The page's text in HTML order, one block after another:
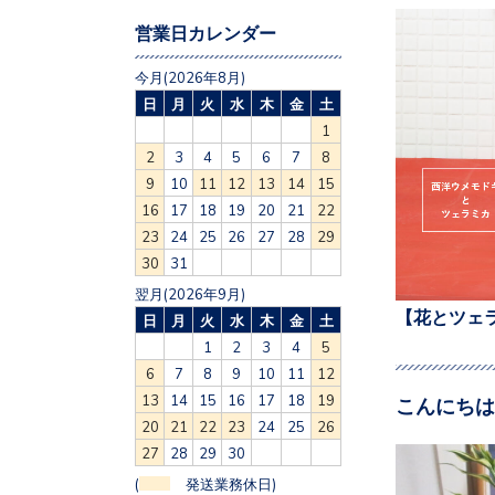
【花とツ
こんにち
営業日カレンダー
今月(2026年8月)
日
月 火 水 木 金
土
1
2
3 4 5 6 7
8
9
10 11 12 13 14
15
16
17 18 19 20 21
22
23
24 25 26 27 28
29
30
31
翌月(2026年9月)
日
月 火 水 木 金
土
1
2 3 4
5
6
7 8 9 10 11
12
13
14 15 16 17 18
19
20
21 22 23 24 25
26
27
28 29 30
( 発送業務休日)